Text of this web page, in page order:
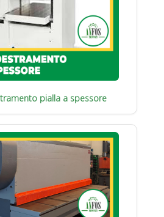
pialla a spessore